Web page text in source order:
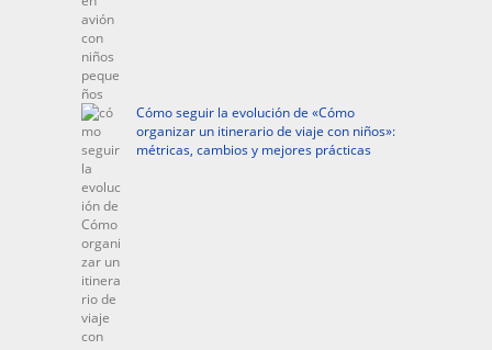
Cómo seguir la evolución de «Cómo
organizar un itinerario de viaje con niños»:
métricas, cambios y mejores prácticas